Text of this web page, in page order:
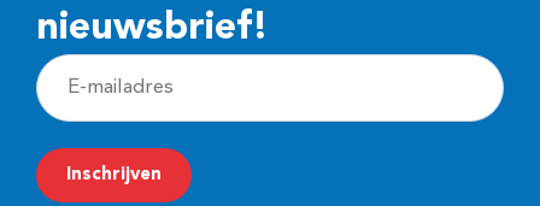
nieuwsbrief!
E
-
m
a
Inschrijven